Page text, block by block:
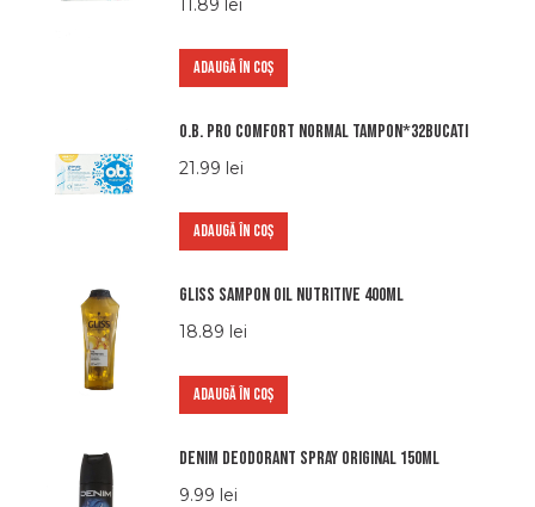
ADAUGĂ ÎN COȘ
O.b. pro comfort normal tampon*32bucati
21.99 lei
ADAUGĂ ÎN COȘ
Gliss Sampon Oil Nutritive 400ml
18.89 lei
ADAUGĂ ÎN COȘ
Denim Deodorant Spray Original 150ml
9.99 lei